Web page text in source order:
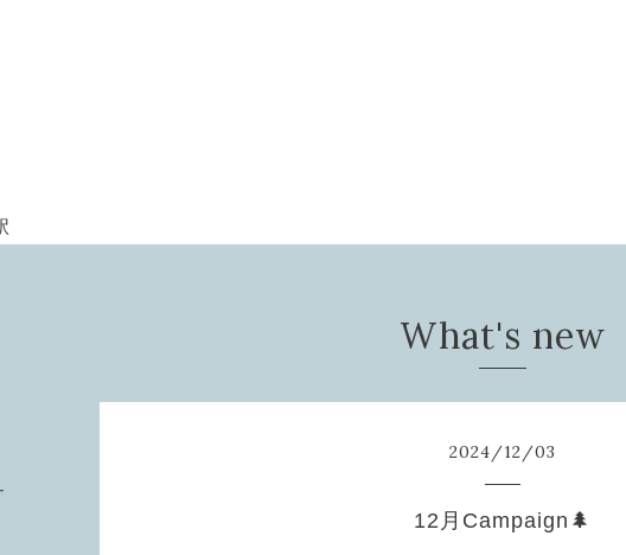
What's new
2024/12/03
12月Campaign🌲